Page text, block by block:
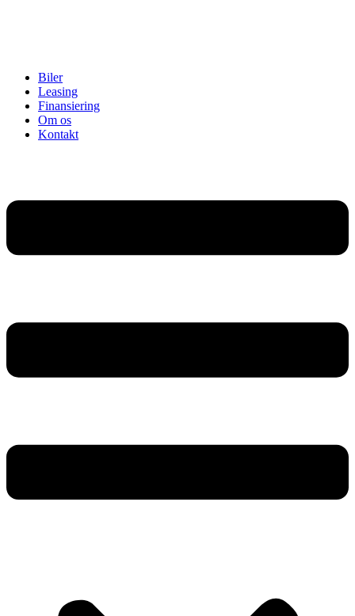
Biler
Leasing
Finansiering
Om os
Kontakt